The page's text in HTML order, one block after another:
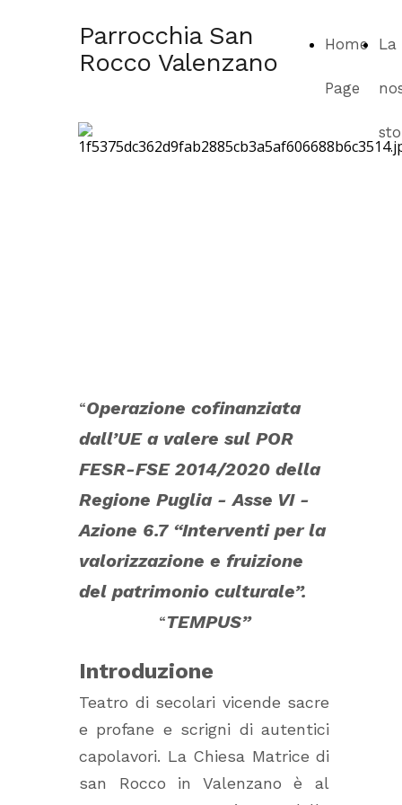
Home
Page
La
Parrocchia San
Rocco Valenzano
“Operazione cofinanziata
dall’UE a valere sul POR
FESR-FSE 2014/2020 della
Regione Puglia - Asse VI -
Azione 6.7 “Interventi per la
valorizzazione e fruizione
del patrimonio culturale”.
“TEMPUS”
Introduzione
Teatro di secolari vicende sacre
e profane e scrigni di autentici
capolavori. La Chiesa Matrice di
san Rocco in Valenzano è al